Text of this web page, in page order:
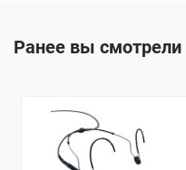
Ранее вы смотрели